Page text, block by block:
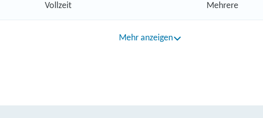
Vollzeit Mehrere
Mehr anzeigen